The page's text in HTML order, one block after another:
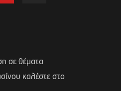
σε θέματα
καλέστε στο